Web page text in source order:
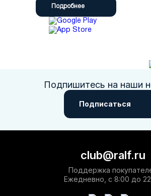
Подробнее
Подпишитесь на наши
Подписаться
club@ralf.ru
Поддержка
Ежедневно, с 8:00 до